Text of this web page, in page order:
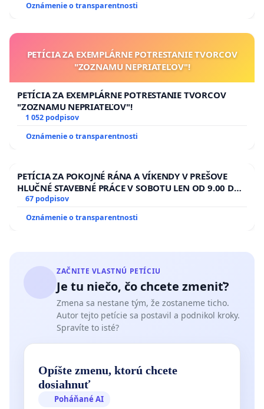
Oznámenie o transparentnosti
PETÍCIA ZA EXEMPLÁRNE POTRESTANIE TVORCOV
"ZOZNAMU NEPRIATEĽOV"!
PETÍCIA ZA EXEMPLÁRNE POTRESTANIE TVORCOV
"ZOZNAMU NEPRIATEĽOV"!
1 052 podpisov
Oznámenie o transparentnosti
PETÍCIA ZA POKOJNÉ RÁNA A VÍKENDY V PREŠOVE
HLUČNÉ STAVEBNÉ PRÁCE V SOBOTU LEN OD 9.00 DO
13.00 HOD., CEZ PRACOVNÝ TÝŽDEŇ CIEĽ 8.00 – 18.00
HOD. A PRAVIDELNÁ KONTROLA STAVBY C-AREA NA
ĎUMBIERSKEJ/MAGU
67 podpisov
Oznámenie o transparentnosti
ZAČNITE VLASTNÚ PETÍCIU
Je tu niečo, čo chcete zmeniť?
Zmena sa nestane tým, že zostaneme ticho.
Autor tejto petície sa postavil a podnikol kroky.
Spravíte to isté?
Opíšte zmenu, ktorú chcete
dosiahnuť
Poháňané AI